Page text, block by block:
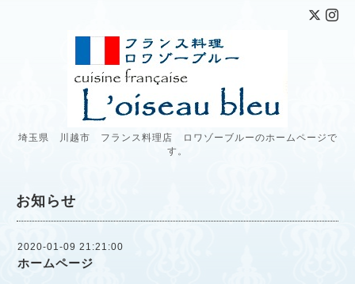
埼玉県 川越市 フランス料理店 ロワゾーブルーのホームページで
す。
お知らせ
2020-01-09 21:21:00
ホームページ